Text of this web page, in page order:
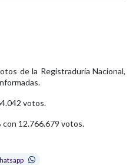
de la Registraduría Nacional,
votos.
con 12.766.679 votos.